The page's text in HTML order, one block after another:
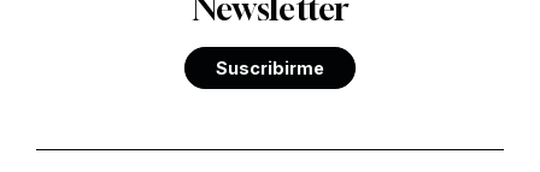
Newsletter
Suscribirme